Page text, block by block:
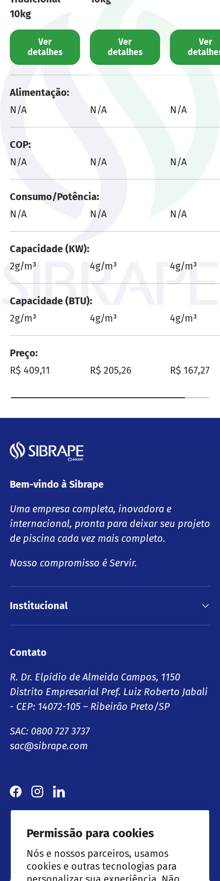
Permissão para cookies
Nós e nossos parceiros, usamos
cookies e outras tecnologias para
10kg
Ver
detalhes
Ver
detalhes
Ver
Alimentação
N/A
N/A N/A
COP
N/A
N/A N/A
Consumo/Potência
N/A
N/A N/A
Capacidade (KW)
2g/m³
4g/m³ 4g/m³
Capacidade (BTU)
2g/m³
4g/m³ 4g/m³
Preço
Preço normal
R$ 409,11 Preço normal
R$ 205,26 Preço
R$ 167,27
Bem-vindo à Sibrape
Uma empresa completa, inovadora e
internacional, pronta para deixar seu projeto
de piscina cada vez mais completo.
Nosso compromisso é Servir.
Institucional
Contato
R. Dr. Elpídio de Almeida Campos, 1150
Distrito Empresarial Pref. Luiz Roberto Jabali
- CEP: 14072-105 – Ribeirão Preto/SP
SAC: 0800 727 3737
sac@sibrape.com
Facebook
InstagramLinkedIn
Lançamentos & Ofertas especiais